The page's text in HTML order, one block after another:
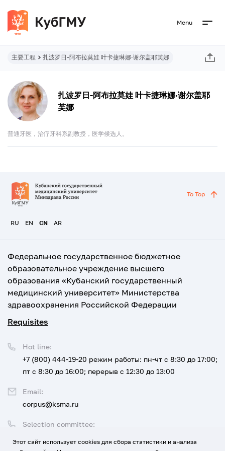
Menu
主要工程 扎波罗日-阿布拉莫娃 叶卡捷琳娜·谢尔盖耶芙娜
扎波罗日-阿布拉莫娃 叶卡捷琳娜·谢尔盖耶
芙娜
普通牙医，治疗牙科系副教授，医学候选人。
RU EN CN AR
To Top
Федеральное государственное бюджетное
образовательное учреждение высшего
образования «Кубанский государственный
медицинский университет» Министерства
здравоохранения Российской Федерации
Requisites
Selection committee:
Hot line:
+7 (800) 444-19-20 режим работы: пн-чт с 8:30 до 17:00;
пт с 8:30 до 16:00; перерыв с 12:30 до 13:00
Email:
corpus@ksma.ru
Этот сайт использует cookies для сбора статистики и анализа